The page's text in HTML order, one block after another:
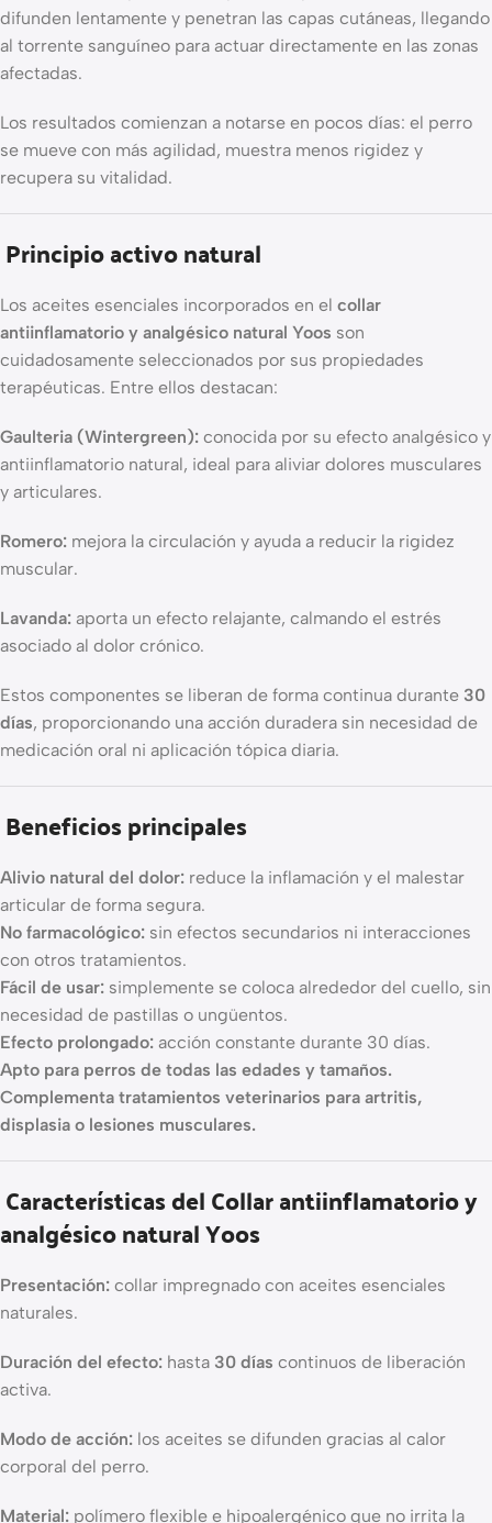
difunden lentamente y penetran las capas cutáneas, llegando
al torrente sanguíneo para actuar directamente en las zonas
afectadas.
Los resultados comienzan a notarse en pocos días: el perro
se mueve con más agilidad, muestra menos rigidez y
recupera su vitalidad.
Principio activo natural
Los aceites esenciales incorporados en el collar
antiinflamatorio y analgésico natural Yoos son
cuidadosamente seleccionados por sus propiedades
terapéuticas. Entre ellos destacan:
Gaulteria (Wintergreen): conocida por su efecto analgésico y
antiinflamatorio natural, ideal para aliviar dolores musculares
y articulares.
Romero: mejora la circulación y ayuda a reducir la rigidez
muscular.
Lavanda: aporta un efecto relajante, calmando el estrés
asociado al dolor crónico.
Estos componentes se liberan de forma continua durante 30
días, proporcionando una acción duradera sin necesidad de
medicación oral ni aplicación tópica diaria.
Beneficios principales
Alivio natural del dolor: reduce la inflamación y el malestar
articular de forma segura.
No farmacológico: sin efectos secundarios ni interacciones
con otros tratamientos.
Fácil de usar: simplemente se coloca alrededor del cuello, sin
necesidad de pastillas o ungüentos.
Efecto prolongado: acción constante durante 30 días.
Apto para perros de todas las edades y tamaños.
Complementa tratamientos veterinarios para artritis,
displasia o lesiones musculares.
Características del Collar antiinflamatorio y
analgésico natural Yoos
Presentación: collar impregnado con aceites esenciales
naturales.
Duración del efecto: hasta 30 días continuos de liberación
activa.
Modo de acción: los aceites se difunden gracias al calor
corporal del perro.
Material: polímero flexible e hipoalergénico que no irrita la